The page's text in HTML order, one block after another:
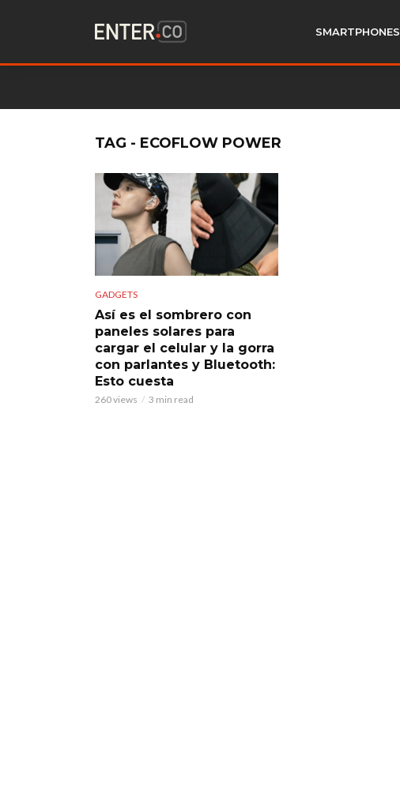
SMARTPHONES
TAG - ECOFLOW POWER
GADGETS
Así es el sombrero con
paneles solares para
cargar el celular y la gorra
con parlantes y Bluetooth:
Esto cuesta
260 views 3 min read